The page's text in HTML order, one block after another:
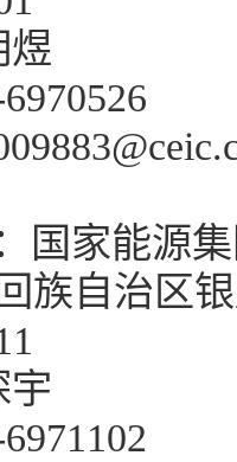
煜
国家能源
族自治区
宇